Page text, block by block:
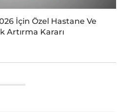
İçin Özel Hastane Ve
Artırma Kararı